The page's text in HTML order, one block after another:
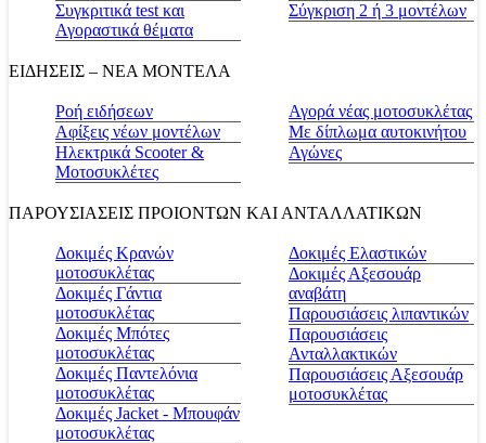
Συγκριτικά test και
Αγοραστικά θέματα
Σύγκριση 2 ή 3 μοντέλων
ΕΙΔΗΣΕΙΣ – ΝΕΑ ΜΟΝΤΕΛΑ
Ροή ειδήσεων
Αφίξεις νέων μοντέλων
Ηλεκτρικά Scooter &
Μοτοσυκλέτες
Αγορά νέας μοτοσυκλέτας
Με δίπλωμα αυτοκινήτου
Αγώνες
ΠΑΡΟΥΣΙΑΣΕΙΣ ΠΡΟΙΟΝΤΩΝ ΚΑΙ ΑΝΤΑΛΛΑΤΙΚΩΝ
Δοκιμές Κρανών
μοτοσυκλέτας
Δοκιμές Γάντια
μοτοσυκλέτας
Δοκιμές Μπότες
μοτοσυκλέτας
Δοκιμές Παντελόνια
μοτοσυκλέτας
Δοκιμές Jacket - Μπουφάν
μοτοσυκλέτας
Δοκιμές Ελαστικών
Δοκιμές Αξεσουάρ
αναβάτη
Παρουσιάσεις λιπαντικών
Παρουσιάσεις
Ανταλλακτικών
Παρουσιάσεις Αξεσουάρ
μοτοσυκλέτας